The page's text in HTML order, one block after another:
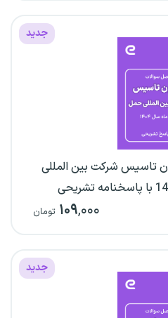
جدید
تاسیس شرکت بین المللی
۱۰۹,۰۰۰ تومان
جدید